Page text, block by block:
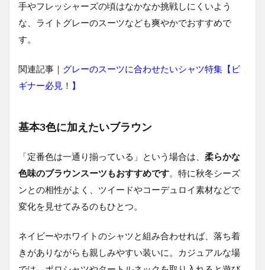
のネ
イビ
色”で
格上
げ
5.3
ーで
魅せ
る都
会派
コー
デ
5.4
い表
情が
手やフレッシャーズの頃はなかなか挑戦しにくいよう
な、ライトグレーのスーツなども爽やかでおすすめで
す。
関連記事｜ グレーのスーツに合わせたいシャツ特集【ビ
ギナー必見！】
基本3色に加えたいブラウン
「定番色は一通り揃っている」という場合は、 柔らかな
色味のブラウンスーツもおすすめです。特に秋冬シーズ
ンとの相性がよく、ツイードやコーデュロイ素材などで
変化を見せてみるのもひとつ。
ネイビーやホワイトのシャツと組み合わせれば、落ち着
きがありながらも親しみやすい装いに。カジュアルな場